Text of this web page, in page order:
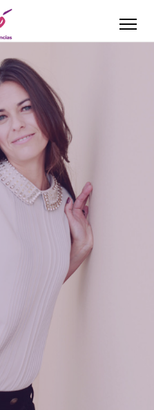
no
o qué tal
ayuda
podemos salir
el primer paso
y tu
paso. Estoy